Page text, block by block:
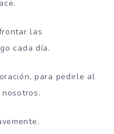
las
cada día.
para pedirle al